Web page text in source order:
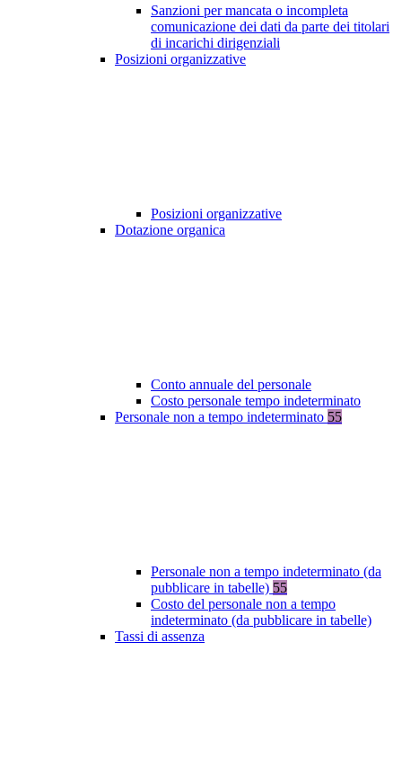
Sanzioni per mancata o incompleta
comunicazione dei dati da parte dei titolari
di incarichi dirigenziali
Posizioni organizzative
Posizioni organizzative
Dotazione organica
Conto annuale del personale
Costo personale tempo indeterminato
Personale non a tempo indeterminato 55
Personale non a tempo indeterminato (da
pubblicare in tabelle) 55
Costo del personale non a tempo
indeterminato (da pubblicare in tabelle)
Tassi di assenza